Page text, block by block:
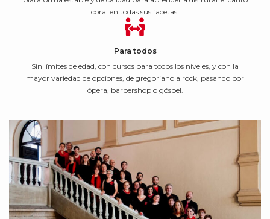
coral en todas sus facetas.
Para todos
Sin límites de edad, con cursos para todos los niveles, y con la
mayor variedad de opciones, de gregoriano a rock, pasando por
ópera, barbershop o góspel.